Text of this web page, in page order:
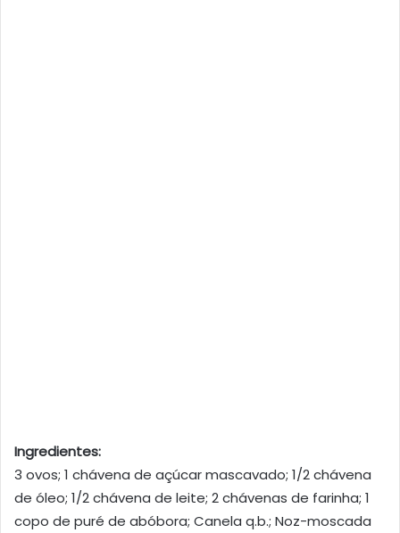
Ingredientes:
3 ovos; 1 chávena de açúcar mascavado; 1/2 chávena
de óleo; 1/2 chávena de leite; 2 chávenas de farinha; 1
copo de puré de abóbora; Canela q.b.; Noz-moscada